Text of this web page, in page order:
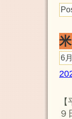
6
９